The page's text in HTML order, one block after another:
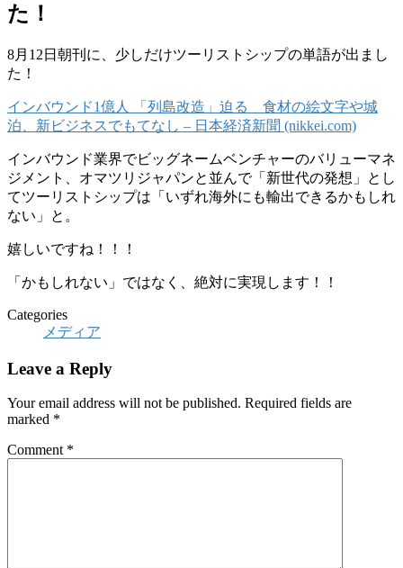
た！
8月12日朝刊に、少しだけツーリストシップの単語が出まし
た！
インバウンド1億人 「列島改造」迫る 食材の絵文字や城
泊、新ビジネスでもてなし – 日本経済新聞 (nikkei.com)
インバウンド業界でビッグネームベンチャーのバリューマネ
ジメント、オマツリジャパンと並んで「新世代の発想」とし
てツーリストシップは「いずれ海外にも輸出できるかもしれ
ない」と。
嬉しいですね！！！
「かもしれない」ではなく、絶対に実現します！！
Categories
メディア
Leave a Reply
Your email address will not be published. Required fields are
marked *
Comment *